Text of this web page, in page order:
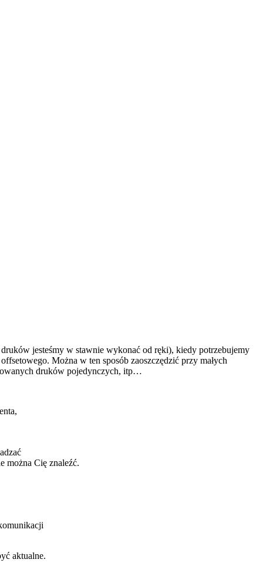
jesteśmy w stawnie wykonać od ręki), kiedy potrzebujemy
Można w ten sposób zaoszczędzić przy małych
druków pojedynczych, itp…
można Cię znaleźć.
aktualne.